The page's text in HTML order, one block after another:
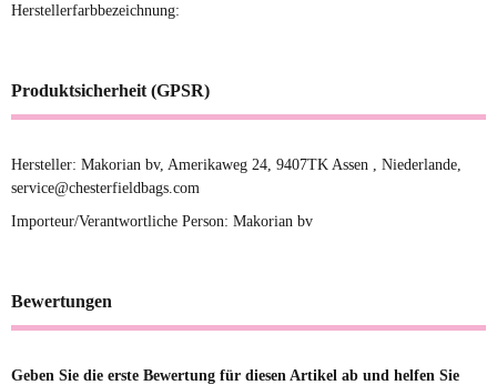
Herstellerfarbbezeichnung:
Produktsicherheit (GPSR)
Hersteller: Makorian bv, Amerikaweg 24, 9407TK Assen , Niederlande,
service@chesterfieldbags.com
Importeur/Verantwortliche Person: Makorian bv
Bewertungen
Geben Sie die erste Bewertung für diesen Artikel ab und helfen Sie